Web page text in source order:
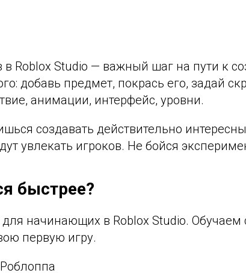
в Roblox Studio — важный шаг на пути к
добавь предмет, покрась его, задай
анимации, интерфейс, уровни.
создавать действительно
увлекать игроков. Не бойся
быстрее?
начинающих в Roblox Studio. Обучаем
первую игру.